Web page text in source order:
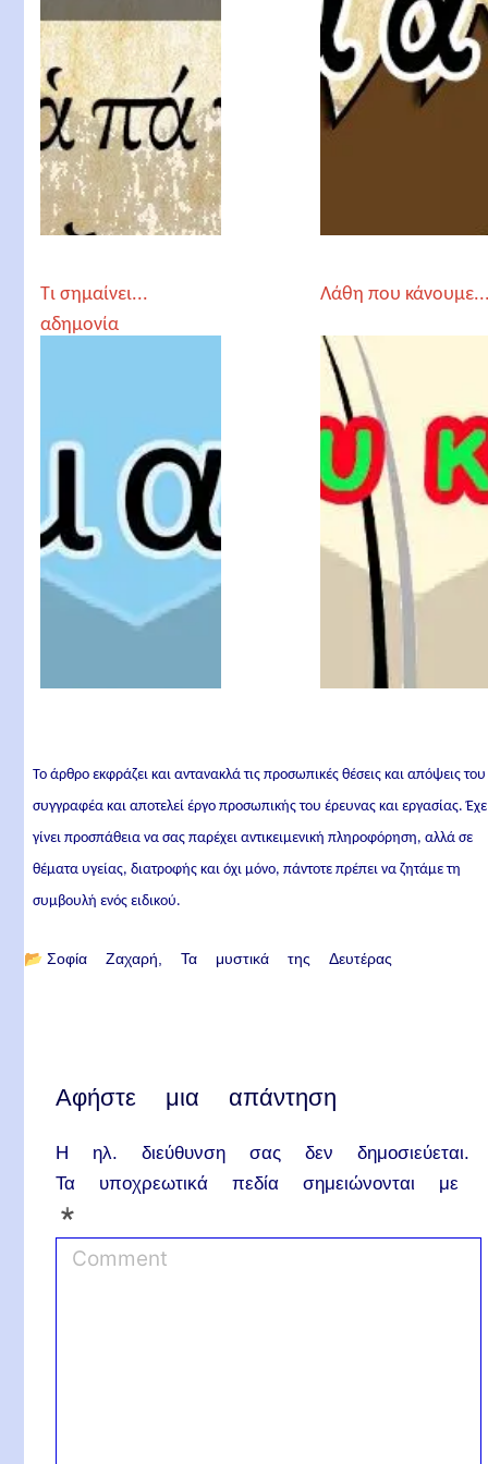
Τι σημαίνει...
αδημονία
Λάθη που
Το άρθρο εκφράζει και αντανακλά τις προσωπικές θέσεις και απόψεις του
συγγραφέα και αποτελεί έργο προσωπικής του έρευνας και εργασίας.
γίνει προσπάθεια να σας παρέχει αντικειμενική πληροφόρηση, αλλά σε
θέματα υγείας, διατροφής και όχι μόνο, πάντοτε πρέπει να ζητάμε τη
συμβουλή ενός ειδικού.
📂 Σοφία Ζαχαρή Τα μυστικά της Δευτέρας
Αφήστε μια απάντηση
Η ηλ. διεύθυνση σας δεν δημοσιεύεται.
Τα υποχρεωτικά πεδία σημειώνονται με
*